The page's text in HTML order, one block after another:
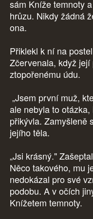
sám Kníže temnoty
hrůzu. Nikdy žádná
ona.
Přiklekl k ní na
Zčervenala, když
ztopořenému údu.
„Jsem první muž,
ale nebyla to
přikývla. Zamyšleně
jejího těla.
„Jsi krásný."
Něco takového, mu
nedokázal pro své
podobu. A v očích
Knížetem temnoty.